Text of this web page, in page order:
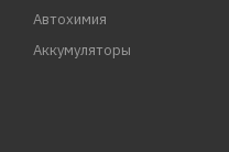
Автохимия
Аккумуляторы